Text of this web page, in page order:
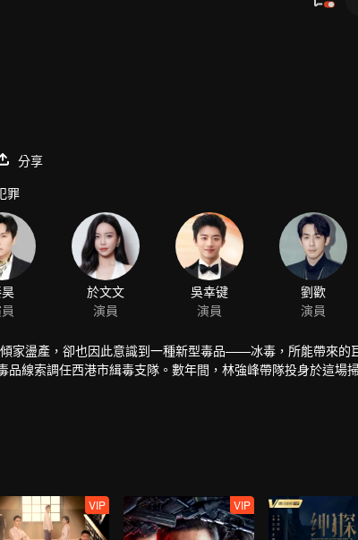
分享
罪
於文文
演員
吳幸键
演員
劉歡
演員
家盪產，卻也因此意識到一種新型毒品——冰毒，所能帶來的
品線索調任西港市緝毒支隊。數年間，林強峰帶隊投身於這場
代表的緝毒警不辱使命，力破盧少驊詭詐的毒網陰謀。
VIP VIP